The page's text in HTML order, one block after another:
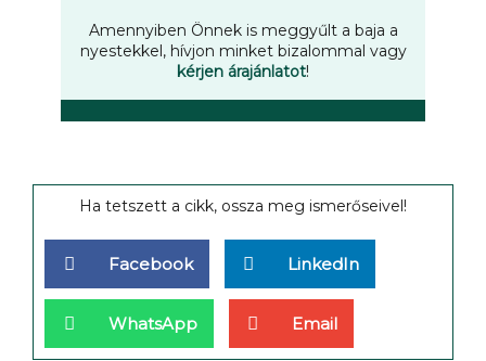
Amennyiben Önnek is meggyűlt a baja a
nyestekkel, hívjon minket bizalommal vagy
kérjen árajánlatot!
Ha tetszett a cikk, ossza meg ismerőseivel!
Facebook LinkedIn
WhatsApp Email